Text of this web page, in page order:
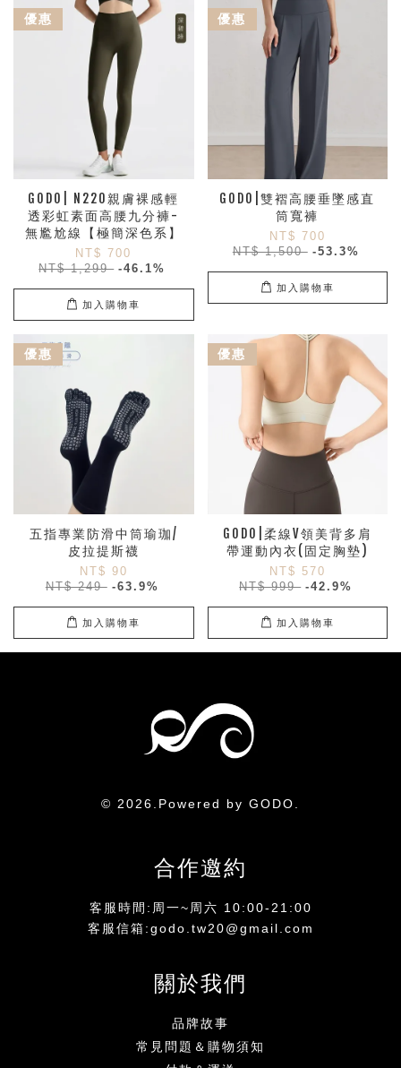
優惠
GODO| N220親膚裸感輕
透彩虹素面高腰九分褲-
無尷尬線【極簡深色系】
NT$ 700
NT$ 1,299 -46.1%
加入購物車
優惠
GODO|雙褶高腰垂墜感直
筒寬褲
NT$ 700
NT$ 1,500 -53.3%
加入購物車
優惠
五指專業防滑中筒瑜珈/
皮拉提斯襪
NT$ 90
NT$ 249 -63.9%
加入購物車
優惠
GODO|柔線V領美背多肩
帶運動內衣(固定胸墊)
NT$ 570
NT$ 999 -42.9%
加入購物車
© 2026.Powered by GODO.
合作邀約
客服時間:周一~周六 10:00-21:00
客服信箱:godo.tw20@gmail.com
關於我們
品牌故事
常見問題＆購物須知